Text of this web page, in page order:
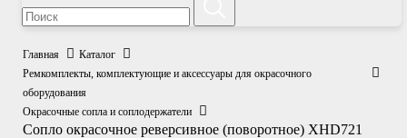
Главная
Каталог
Ремкомплекты, комплектующие и аксессуары для окрасочного
оборудования
Окрасочные сопла и соплодержатели
Сопло окрасочное реверсивное (поворотное) XHD721